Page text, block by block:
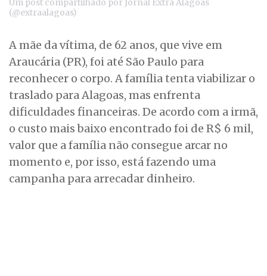
Um post compartilhado por Jornal Extra Alagoas
(@extraalagoas)
A mãe da vítima, de 62 anos, que vive em
Araucária (PR), foi até São Paulo para
reconhecer o corpo. A família tenta viabilizar o
traslado para Alagoas, mas enfrenta
dificuldades financeiras. De acordo com a irmã,
o custo mais baixo encontrado foi de R$ 6 mil,
valor que a família não consegue arcar no
momento e, por isso, está fazendo uma
campanha para arrecadar dinheiro.